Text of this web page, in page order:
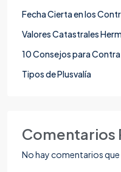
Fecha Cierta en los
Valores Catastrales
10 Consejos para
Tipos de Plusvalía
Comentarios
No hay comentarios